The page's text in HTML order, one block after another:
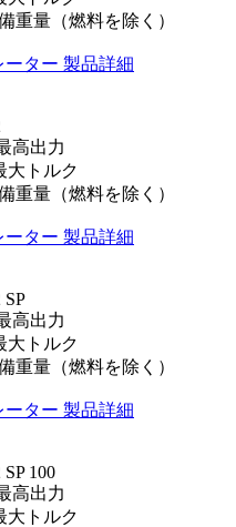
重量（燃料を除く）
ーター 製品詳細
高出力
大トルク
重量（燃料を除く）
ーター 製品詳細
SP
高出力
大トルク
重量（燃料を除く）
ーター 製品詳細
100
高出力
大トルク